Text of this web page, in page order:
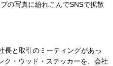
の写真に紛れこんでSNSで拡散
長と取引のミーティングがあっ
ク・ウッド・ステッカーを、会社